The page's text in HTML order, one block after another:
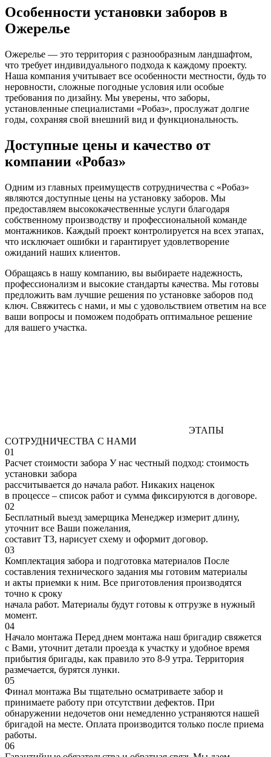
Особенности установки заборов в
Ожерелье
Ожерелье — это территория с разнообразным ландшафтом,
что требует индивидуального подхода к каждому проекту.
Наша компания учитывает все особенности местности, будь то
неровности, сложные погодные условия или особые
требования по дизайну. Мы уверены, что заборы,
установленные специалистами «Робаз», прослужат долгие
годы, сохраняя свой внешний вид и функциональность.
Доступные цены и качество от
компании «Робаз»
Одним из главных преимуществ сотрудничества с «Робаз»
являются доступные цены на установку заборов. Мы
предоставляем высококачественные услуги благодаря
собственному производству и профессиональной команде
монтажников. Каждый проект контролируется на всех этапах,
что исключает ошибки и гарантирует удовлетворение
ожиданий наших клиентов.
Обращаясь в нашу компанию, вы выбираете надежность,
профессионализм и высокие стандарты качества. Мы готовы
предложить вам лучшие решения по установке заборов под
ключ. Свяжитесь с нами, и мы с удовольствием ответим на все
ваши вопросы и поможем подобрать оптимальное решение
для вашего участка.
ЭТАПЫ
СОТРУДНИЧЕСТВА С НАМИ
01
Расчет стоимости забора У нас честный подход: стоимость
установки забора
рассчитывается до начала работ. Никаких наценок
в процессе – список работ и сумма фиксируются в договоре.
02
Бесплатный выезд замерщика Менеджер измерит длину,
уточнит все Ваши пожелания,
составит ТЗ, нарисует схему и оформит договор.
03
Комплектация забора и подготовка материалов После
составления технического задания мы готовим материалы
и акты приемки к ним. Все приготовления производятся
точно к сроку
начала работ. Материалы будут готовы к отгрузке в нужный
момент.
04
Начало монтажа Перед днем монтажа наш бригадир свяжется
с Вами, уточнит детали проезда к участку и удобное время
прибытия бригады, как правило это 8-9 утра. Территория
размечается, бурятся лунки.
05
Финал монтажа Вы тщательно осматриваете забор и
принимаете работу при отсутствии дефектов. При
обнаружении недочетов они немедленно устраняются нашей
бригадой на месте. Оплата производится только после приема
работы.
06